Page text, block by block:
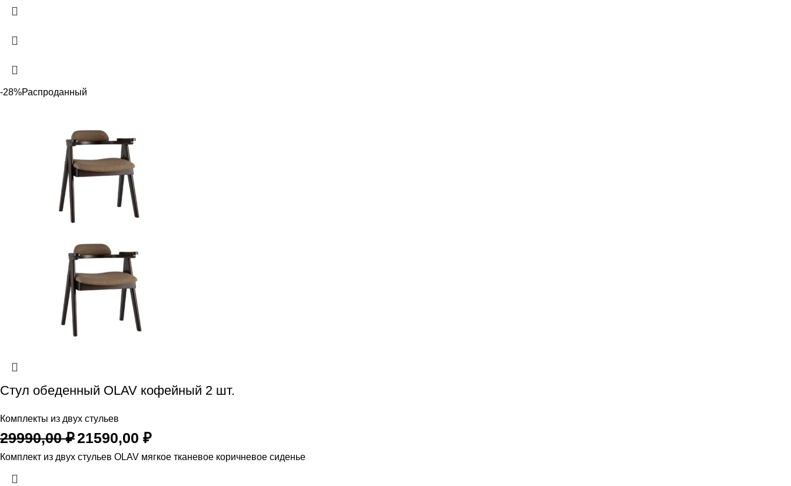
-28%Распроданный
Стул обеденный OLAV кофейный 2 шт.
Комплекты из двух стульев
29990,00₽ Первоначальная
составляла
21590,00 ₽Текущая
21590,00 ₽.
Комплект из двух стульев OLAV мягкое тканевое коричневое сиденье